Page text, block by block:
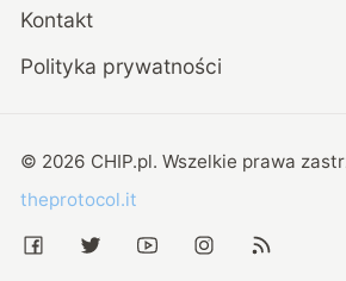
Kontakt
Polityka prywatności
© 2026 CHIP.pl. Wszelkie prawa
theprotocol.it